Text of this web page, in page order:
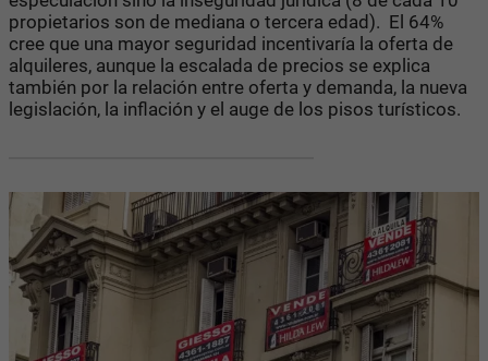
propietarios son de mediana o tercera edad). El 64%
cree que una mayor seguridad incentivaría la oferta de
alquileres, aunque la escalada de precios se explica
también por la relación entre oferta y demanda, la nueva
legislación, la inflación y el auge de los pisos turísticos.